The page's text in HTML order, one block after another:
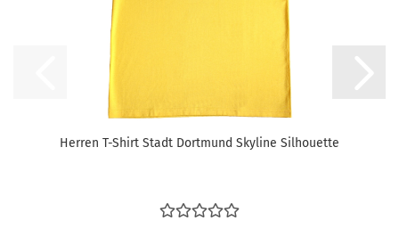
Herren T-Shirt Stadt Dortmund Skyline Silhouette